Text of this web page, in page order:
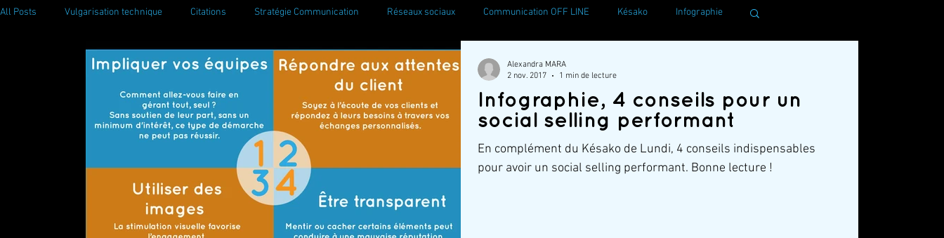
All Posts Vulgarisation technique Citations Stratégie Communication Réseaux sociaux Communication OFF LINE Késako Infographie
Communication ON LINE Getting Started Your Community Blogging Tips Facebook Instagram
Infographie, 4 conseils pour un
social selling performant
En complément du Késako de Lundi, 4 conseils indispensables
pour avoir un social selling performant. Bonne lecture !
Alexandra MARA
2 nov. 2017
1 min de lecture